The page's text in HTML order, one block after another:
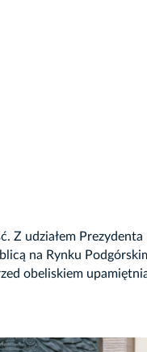
Z udziałem
na Rynku
obeliskiem